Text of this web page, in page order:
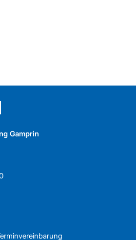
Gamprin